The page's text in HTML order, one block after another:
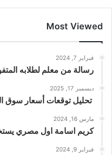
Most Viewed
فبراير 7, 2024
رسالة من معلم لطلابه
ديسمبر 17, 2025
تحليل توقعات أسعار سوق
مارس 16, 2024
كريم اسامة اول مصري
فبراير 9, 2024